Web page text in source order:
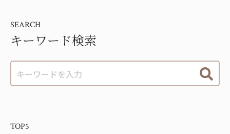
SEARCH
キーワード検索
TOP5